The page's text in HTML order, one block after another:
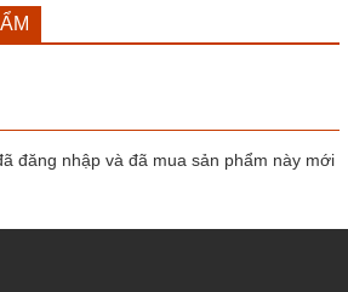
đăng nhập và đã mua sản phẩm này mới